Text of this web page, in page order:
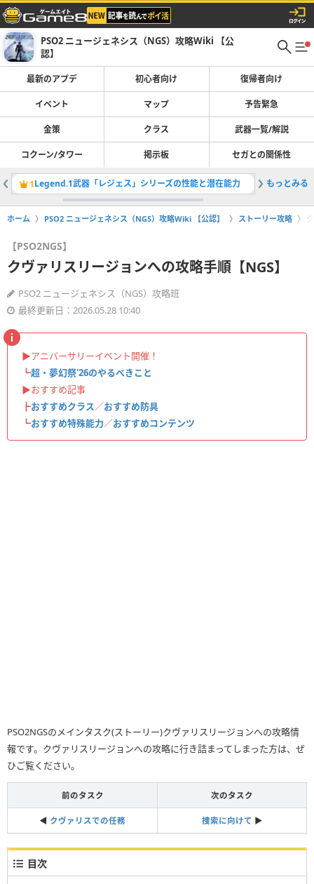
PSO2 ニュージェネシス（NGS）攻略Wiki 【公
認】
最新のアプデ 初心者向け 復帰者向け
イベント マップ 予告緊急
金策 クラス 武器一覧/解説
コクーン/タワー 掲示板 セガとの関係性
1Legend.1武器「レジェス」シリーズの性能と潜在能力 2開催中
もっとみる
ホーム PSO2 ニュージェネシス（NGS）攻略Wiki 【公認】 ストーリー攻略
【PSO2NGS】
クヴァリスリージョンへの攻略手順【NGS】
PSO2 ニュージェネシス（NGS）攻略班
最終更新日：2026.05.28 10:40
▶︎アニバーサリーイベント開催！
┗超・夢幻祭'26のやるべきこと
▶︎おすすめ記事
┣おすすめクラス／おすすめ防具
┗おすすめ特殊能力／おすすめコンテンツ
PSO2NGSのメインタスク(ストーリー)クヴァリスリージョンへの攻略情
報です。クヴァリスリージョンへの攻略に行き詰まってしまった方は、ぜ
ひご覧ください。
前のタスク 次のタスク
◀︎ クヴァリスでの任務 捜索に向けて ▶︎
目次